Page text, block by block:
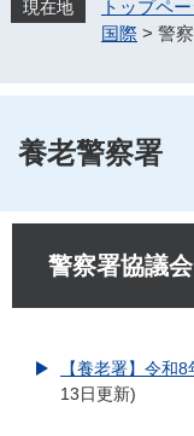
へ
トップペ
国際> 警
養老警察署
警察署協議会
【養老署】令和
13日更新